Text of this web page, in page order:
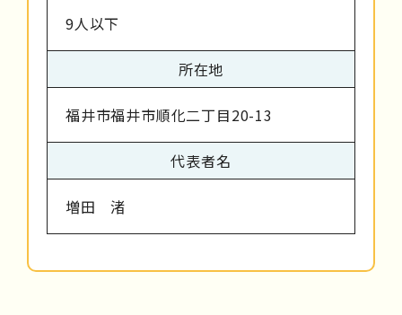
9人以下
所在地
福井市福井市順化二丁目20-13
代表者名
増田 渚